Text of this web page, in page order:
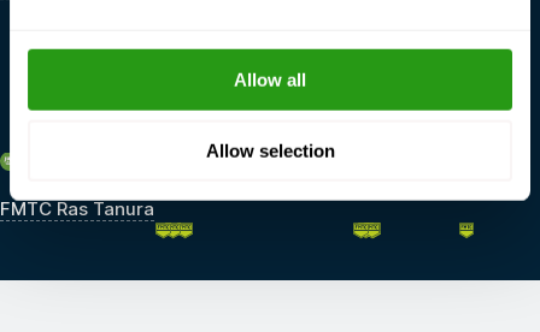
Allow all
Allow selection
FMTC Dordrecht
FMTC Ras Tanura